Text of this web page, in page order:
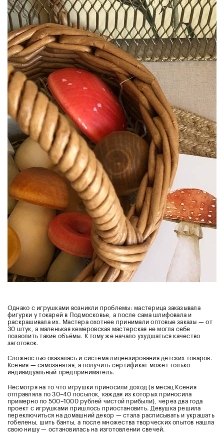
Однако с игрушками возникли проблемы: мастерица заказывала
фигурки у токарей в Подмосковье, а после сама шлифовала и
раскрашивала их. Мастера охотнее принимали оптовые заказы — от
30 штук, а маленькая кемеровская мастерская не могла себе
позволить такие объёмы. К тому же начало ухудшаться качество
заготовок.
Сложностью оказалась и система лицензирования детских товаров.
Ксения — самозанятая, а получить сертификат может только
индивидуальный предприниматель.
Несмотря на то что игрушки приносили доход (в месяц Ксения
отправляла по 30–40 посылок, каждая из которых приносила
примерно по 500–1000 рублей чистой прибыли), через два года
проект с игрушками пришлось приостановить. Девушка решила
переключиться на домашний декор — стала расписывать и украшать
гобелены, шить банты, а после множества творческих опытов нашла
свою нишу — остановилась на изготовлении свечей.